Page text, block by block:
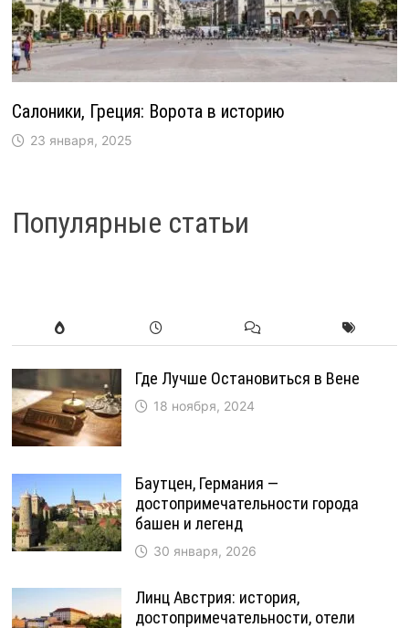
Салоники, Греция: Ворота в историю
23 января, 2025
Популярные статьи
Где Лучше Остановиться в Вене
18 ноября, 2024
Баутцен, Германия —
достопримечательности города
башен и легенд
30 января, 2026
Линц Австрия: история,
достопримечательности, отели